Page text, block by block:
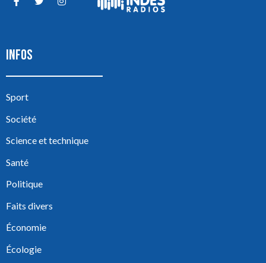
INFOS
Sport
Société
Science et technique
Santé
Politique
Faits divers
Économie
Écologie